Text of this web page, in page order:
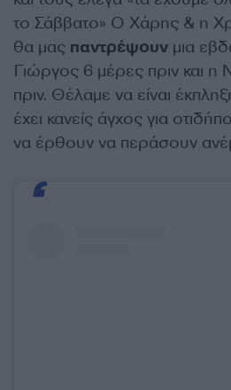
το Σάββατο» Ο Χάρης & η
θα μας παντρέψουν μια
Γιώργος 6 μέρες πριν και
πριν. Θέλαμε να είναι
έχει κανείς άγχος για
να έρθουν να περάσουν